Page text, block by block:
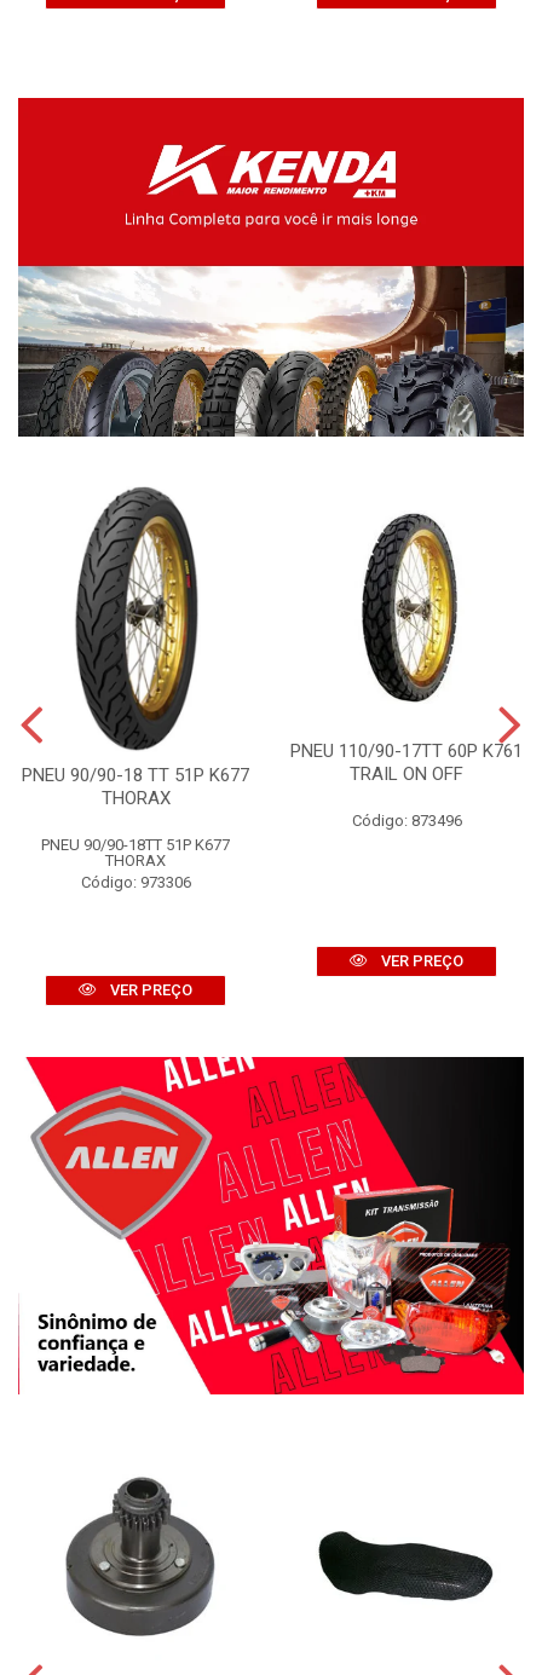
PNEU 90/90-18 TT 51P K677
THORAX
PNEU 90/90-18TT 51P K677
THORAX
Código: 973306
VER PREÇO
PNEU 110/90-17TT 60P K761
TRAIL ON OFF
Código: 873496
VER PREÇO